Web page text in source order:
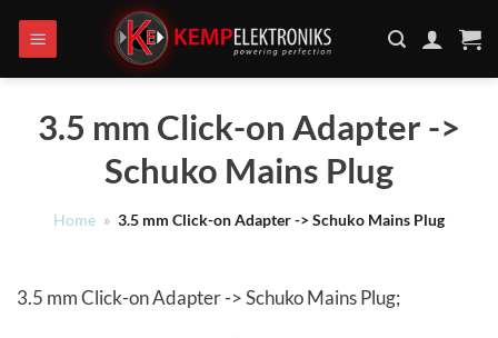
naar
inhoud
3.5 mm Click-on Adapter ->
Schuko Mains Plug
Home » 3.5 mm Click-on Adapter -> Schuko Mains Plug
3.5 mm Click-on Adapter -> Schuko Mains Plug;